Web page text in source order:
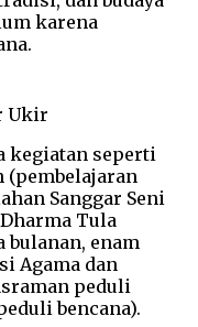
karena
Ukir
kegiatan seperti
(pembelajaran
Sanggar Seni
Tula
bulanan, enam
Agama dan
peduli
bencana).